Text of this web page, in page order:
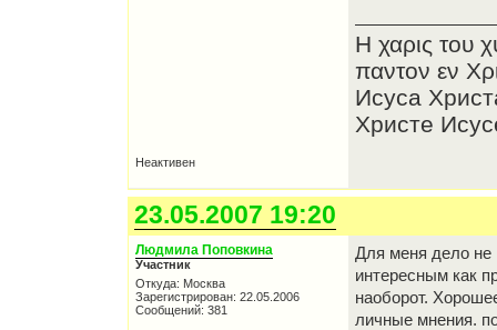
Η χαρις του
παντον εν
Исуса
Христе
Неактивен
23.05.2007 19:20
Людмила Поповкина
Участник
Откуда: Москва
Зарегистрирован: 22.05.2006
Сообщений: 381
Для меня дело не
интересным как
наоборот.
личные мнения.